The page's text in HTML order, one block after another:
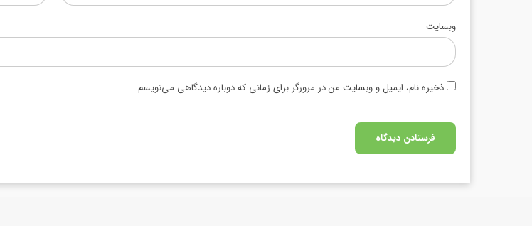
وبسایت
ذخیره نام، ایمیل و وبسایت من در مرورگر برای زمانی که دوباره دیدگاهی می‌نویسم.